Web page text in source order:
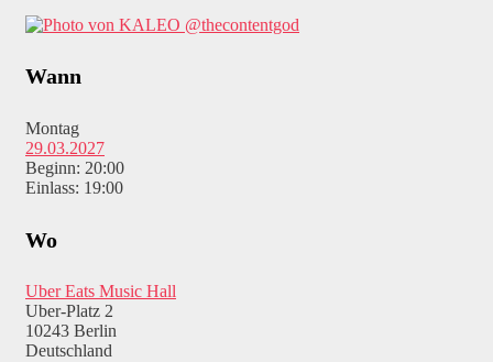
@thecontentgod
Wann
Montag
29.03.2027
Beginn: 20:00
Einlass: 19:00
Wo
Uber Eats Music Hall
Uber-Platz 2
10243 Berlin
Deutschland